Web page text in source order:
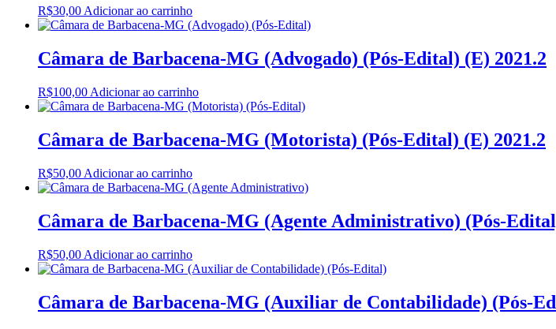
R$30,00Adicionar ao carrinho
Câmara de Barbacena-MG (Advogado) (Pós-Edital) (E) 2021.2
R$100,00 Adicionar ao carrinho
Câmara de Barbacena-MG (Motorista) (Pós-Edital) (E) 2021.2
R$50,00 Adicionar ao carrinho
Câmara de Barbacena-MG (Agente Administrativo) (Pós-
R$50,00 Adicionar ao carrinho
Câmara de Barbacena-MG (Auxiliar de Contabilidade) (Pós-